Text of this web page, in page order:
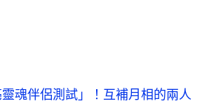
魂伴侶測試」！互補月相的兩人